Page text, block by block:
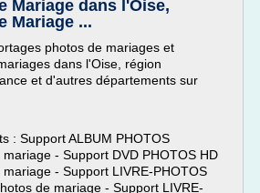
Mariage dans l'Oise,
Mariage ...
photos de mariages et
dans l'Oise, région
et d'autres départements sur
: Support ALBUM PHOTOS
- Support DVD PHOTOS HD
- Support LIVRE-PHOTOS
de mariage - Support LIVRE-